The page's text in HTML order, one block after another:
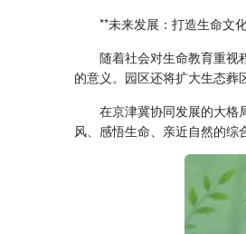
**未来发展：打造生命文
随着社会对生命教育重视
的意义。园区还将扩大生态葬
在京津冀协同发展的大格
风、感悟生命、亲近自然的综